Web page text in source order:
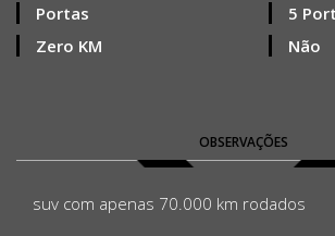
Portas
5
Zero KM
Não
OBSERVAÇÕES
suv com apenas 70.000 km rodados